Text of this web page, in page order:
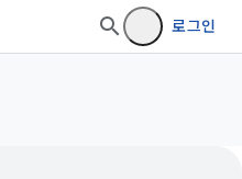
로그인